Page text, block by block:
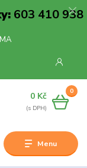
603 410 938
Menu
0
0 Kč